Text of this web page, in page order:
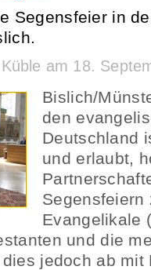
Segensfeier in
am 18.
Bislich/
den
Deutschland
und erlaubt,
Segensfeiern
Evangelikale
und die
jedoch ab mit